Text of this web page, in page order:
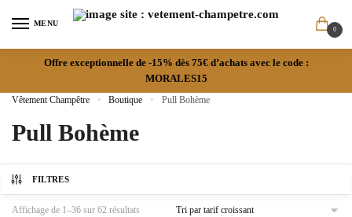
MENU
0
Offre exceptionnelle de -15% dès 75€ d’achats avec le code :
MORALES15
Vêtement Champêtre » Boutique » Pull Bohème
Pull Bohème
FILTRES
Affichage de 1–36 sur 62 résultats